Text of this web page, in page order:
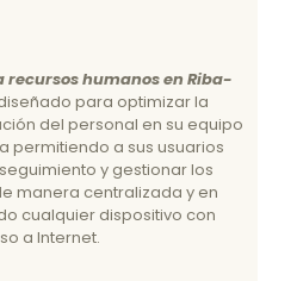
recursos humanos en Riba-
para optimizar la
del personal en su equipo
permitiendo a sus usuarios
y gestionar los
manera centralizada y en
cualquier dispositivo con
a Internet.